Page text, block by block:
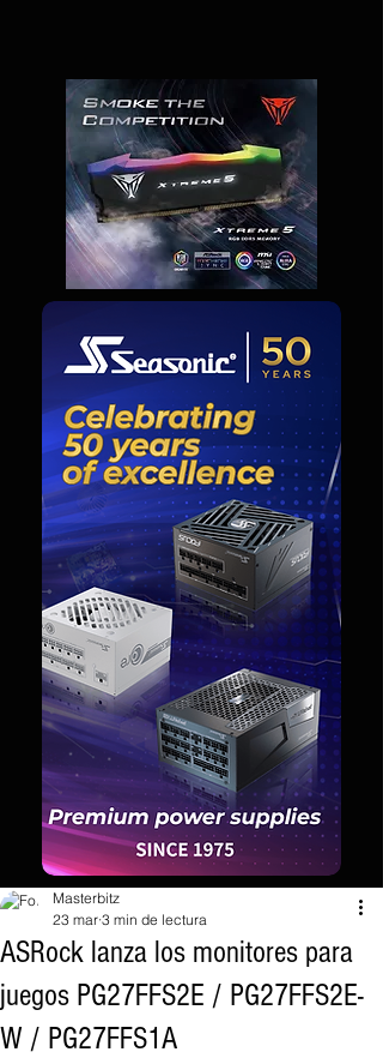
ASRock lanza los monitores para
juegos PG27FFS2E / PG27FFS2E-
W / PG27FFS1A
Masterbitz
23 mar 3 min de lectura